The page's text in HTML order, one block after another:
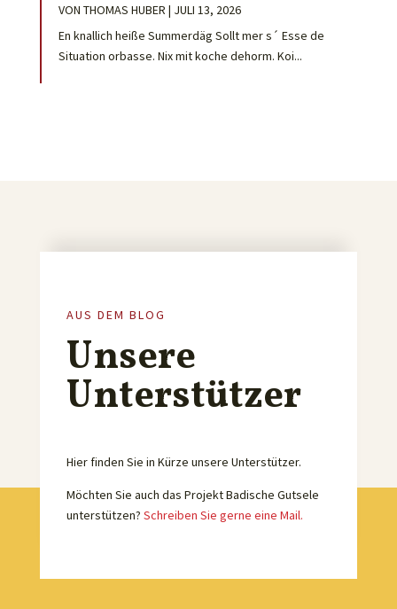
VON THOMAS HUBER | JULI 13, 2026
En knallich heiße Summerdäg Sollt mer s´ Esse de
Situation orbasse. Nix mit koche dehorm. Koi...
AUS DEM BLOG
Unsere
Unterstützer
Hier finden Sie in Kürze unsere Unterstützer.
Möchten Sie auch das Projekt Badische Gutsele
unterstützen? Schreiben Sie gerne eine Mail.